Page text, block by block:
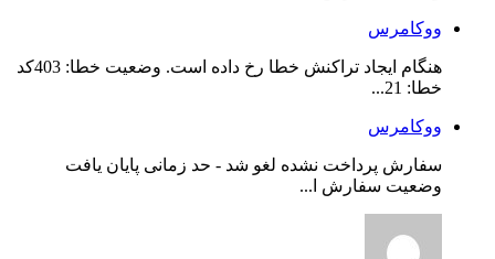
ووکامرس
هنگام ایجاد تراکنش خطا رخ داده است. وضعیت خطا: 403کد
خطا: 21...
ووکامرس
سفارش پرداخت نشده لغو شد - حد زمانی پایان یافت
وضعیت سفارش ا...